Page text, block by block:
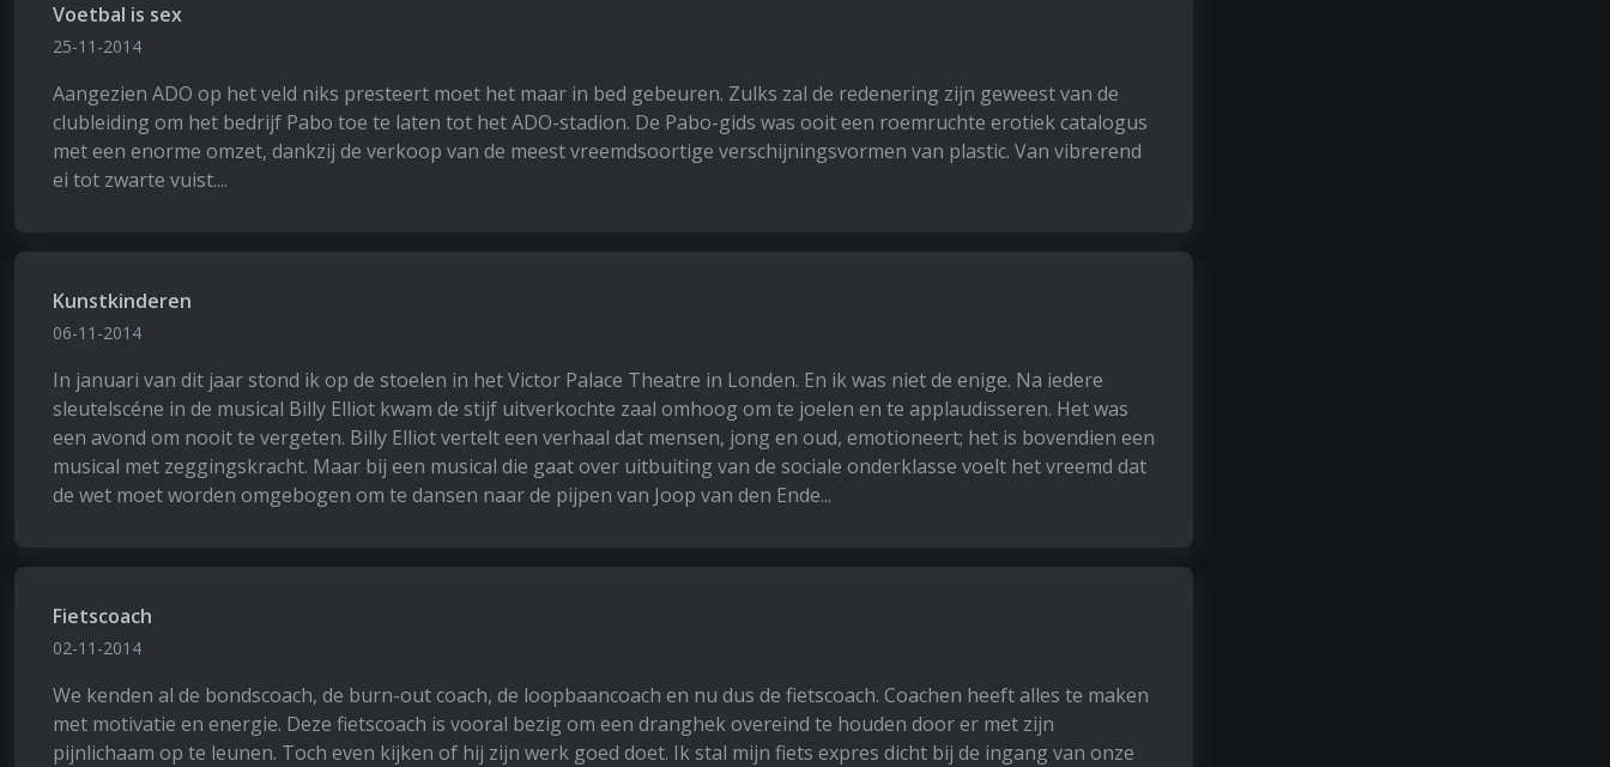
Voetbal is sex
25-11-2014
Aangezien ADO op het veld niks presteert moet het maar in bed gebeuren. Zulks zal de redenering zijn geweest van de
clubleiding om het bedrijf Pabo toe te laten tot het ADO-stadion. De Pabo-gids was ooit een roemruchte erotiek catalogus
met een enorme omzet, dankzij de verkoop van de meest vreemdsoortige verschijningsvormen van plastic. Van vibrerend
ei tot zwarte vuist....
Kunstkinderen
06-11-2014
In januari van dit jaar stond ik op de stoelen in het Victor Palace Theatre in Londen. En ik was niet de enige. Na iedere
sleutelscéne in de musical Billy Elliot kwam de stijf uitverkochte zaal omhoog om te joelen en te applaudisseren. Het was
een avond om nooit te vergeten. Billy Elliot vertelt een verhaal dat mensen, jong en oud, emotioneert; het is bovendien een
musical met zeggingskracht. Maar bij een musical die gaat over uitbuiting van de sociale onderklasse voelt het vreemd dat
de wet moet worden omgebogen om te dansen naar de pijpen van Joop van den Ende...
Fietscoach
02-11-2014
We kenden al de bondscoach, de burn-out coach, de loopbaancoach en nu dus de fietscoach. Coachen heeft alles te maken
met motivatie en energie. Deze fietscoach is vooral bezig om een dranghek overeind te houden door er met zijn
pijnlichaam op te leunen. Toch even kijken of hij zijn werk goed doet. Ik stal mijn fiets expres dicht bij de ingang van onze